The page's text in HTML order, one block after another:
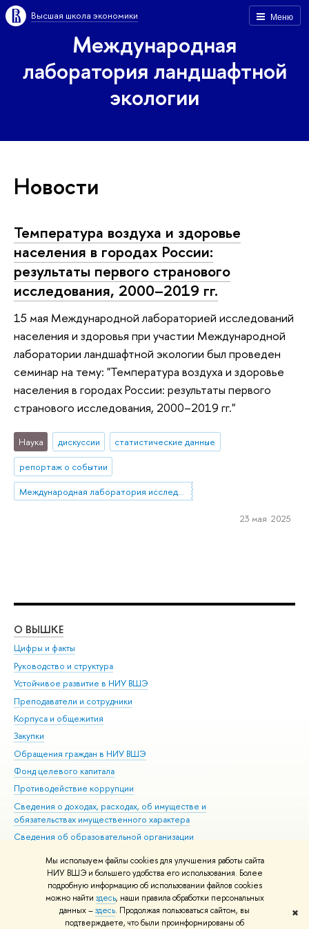
Мы используем файлы cookies для улучшения работы сайта
НИУ ВШЭ и большего удобства его использования. Более
подробную информацию об использовании файлов cookies
можно найти здесь, наши правила обработки персональных
данных –здесь. Продолжая пользоваться сайтом, вы
подтверждаете, что были проинформированы об
✖
Меню
Высшая школа экономики
Международная
лаборатория ландшафтной
экологии
Новости
Температура воздуха и здоровье
населения в городах России:
результаты первого странового
исследования, 2000–2019 гг.
15 мая Международной лабораторией исследований
населения и здоровья при участии Международной
лаборатории ландшафтной экологии был проведен
семинар на тему: "Температура воздуха и здоровье
населения в городах России: результаты первого
странового исследования, 2000–2019 гг."
Наука дискуссии
статистические данные
репортаж о событии
23 мая 2025
О ВЫШКЕ
Цифры и факты
Руководство и структура
Устойчивое развитие в НИУ ВШЭ
Преподаватели и сотрудники
Корпуса и общежития
Закупки
Обращения граждан в НИУ ВШЭ
Фонд целевого капитала
Противодействие коррупции
Сведения о доходах, расходах, об имуществе и
обязательствах имущественного характера
Сведения об образовательной организации
Людям с ограниченными возможностями здоровья
Единая платежная страница
Работа в Вышке